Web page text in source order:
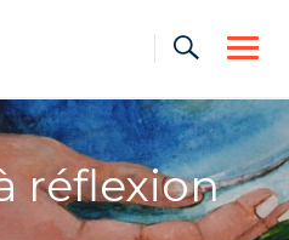
réflexion